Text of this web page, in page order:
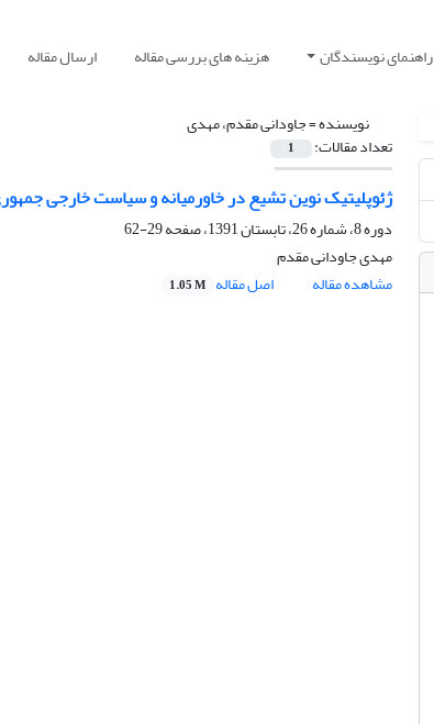
راهنمای نویسندگان هزینه های بررسی مقاله ارسال مقاله
نویسنده =جاودانی مقدم، مهدی
تعداد مقالات: 1
ژئوپلیتیک نوین تشیع در خاورمیانه و سیاست خارجی
دوره 8، شماره 26، تابستان 1391، صفحه
29-62
مهدی جاودانی مقدم
مشاهده مقاله
اصل مقاله 1.05 M